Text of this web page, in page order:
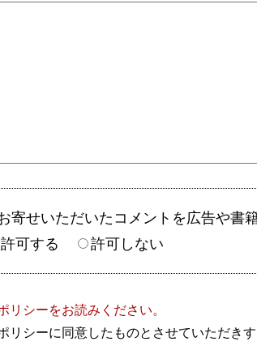
寄せいただいたコメントを広告や書
許可する
許可しない
シーをお読みください。
シーに同意したものとさせていただきす